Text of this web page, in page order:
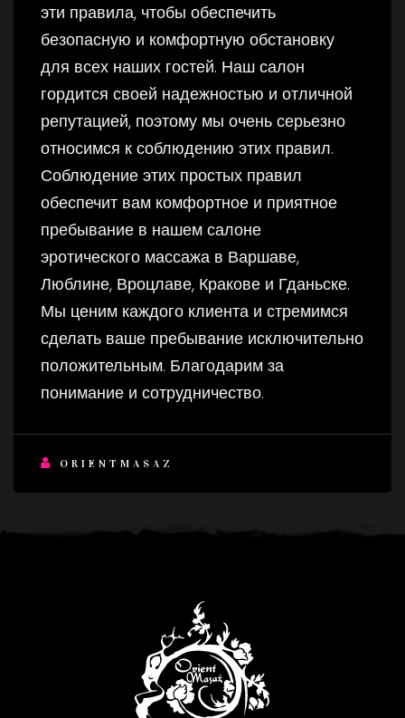
эти правила, чтобы обеспечить
безопасную и комфортную обстановку
для всех наших гостей. Наш салон
гордится своей надежностью и отличной
репутацией, поэтому мы очень серьезно
относимся к соблюдению этих правил.
Соблюдение этих простых правил
обеспечит вам комфортное и приятное
пребывание в нашем салоне
эротического массажа в Варшаве,
Люблине, Вроцлаве, Кракове и Гданьске.
Мы ценим каждого клиента и стремимся
сделать ваше пребывание исключительно
положительным. Благодарим за
понимание и сотрудничество.
ORIENTMASAZ